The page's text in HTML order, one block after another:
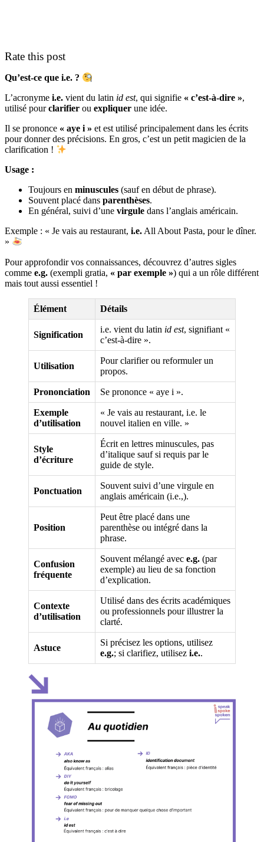
Rate this post
Qu’est-ce que i.e. ?
L’acronyme i.e. vient du latin id est, qui signifie « c’est-à-dire »,
utilisé pourclarifier ou expliquer une idée.
Il se prononce « aye i » et est utilisé principalement dans les écrits
pour donner des précisions. En gros, c’est un petit magicien de la
clarification !
Usage :
Toujours en minuscules (sauf en début de phrase).
Souvent placé dans parenthèses.
En général, suivi d’une virgule dans l’anglais américain.
Exemple : « Je vais au restaurant, i.e. All About Pasta, pour le dîner.
»
Pour approfondir vos connaissances, découvrez d’autres sigles
comme e.g. (exempli gratia, « par exemple ») qui a un rôle différent
mais tout aussi essentiel !
Élément Détails
Signification
i.e. vient du latin id est, signifiant «
c’est-à-dire ».
Utilisation
Pour clarifier ou reformuler un
propos.
Prononciation Se prononce « aye i ».
Exemple
d’utilisation
« Je vais au restaurant, i.e. le
nouvel italien en ville. »
Style
d’écriture
Écrit en lettres minuscules, pas
d’italique sauf si requis par le
guide de style.
Ponctuation
Souvent suivi d’une virgule en
anglais américain (i.e.,).
Position
Peut être placé dans une
parenthèse ou intégré dans la
phrase.
Confusion
fréquente
Souvent mélangé avec e.g. (par
exemple) au lieu de sa fonction
d’explication.
Contexte
d’utilisation
Utilisé dans des écrits académiques
ou professionnels pour illustrer la
clarté.
Astuce
Si précisez les options, utilisez
e.g.; si clarifiez, utilisez i.e..